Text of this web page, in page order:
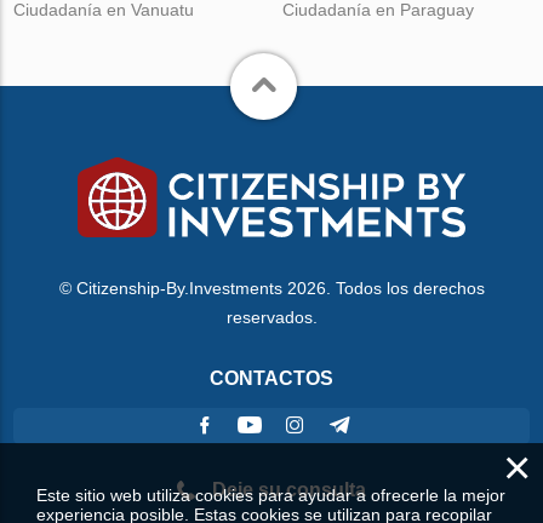
Ciudadanía en Vanuatu
Ciudadanía en Paraguay
© Citizenship-By.Investments 2026. Todos los derechos
reservados.
CONTACTOS
Deje su consulta ×
Este sitio web utiliza cookies para ayudar a ofrecerle la mejor
experiencia posible. Estas cookies se utilizan para recopilar